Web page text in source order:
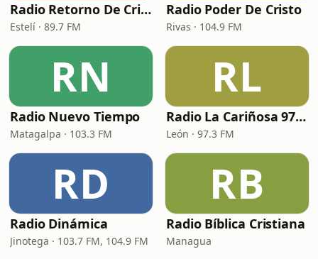
Radio Retorno De Cristo
Estelí · 89.7 FM
Radio Poder De Cristo
Rivas · 104.9 FM
RN
Radio Nuevo Tiempo
Matagalpa · 103.3 FM
RL
Radio La Cariñosa 97.3 FM
León · 97.3 FM
RD
Radio Dinámica
Jinotega · 103.7 FM, 104.9 FM
RB
Radio Bíblica Cristiana
Managua